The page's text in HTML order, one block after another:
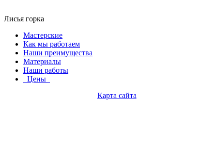
Лисья горка
Мастерские
Как мы работаем
Наши преимущества
Материалы
Наши работы
Цены
Карта сайта